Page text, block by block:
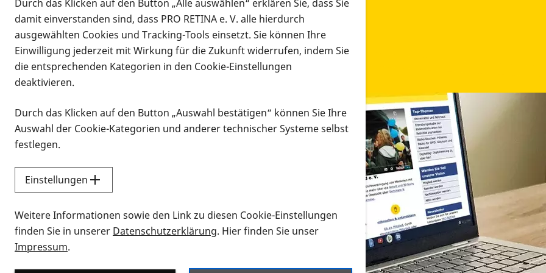
Infomaterial
Infomaterial
Vorlesen
Alle Infomaterialien in verschiedenen Formaten an
Sie möchten wissen, wie Sie nach Infonmaterial suchen und dieses bestellen bzw. herunterladen
Durch das Klicken auf den Button „Alle auswählen“ erklären Sie, dass Sie
damit einverstanden sind, dass PRO RETINA e. V. alle hierdurch
ausgewählten Cookies und Tracking-Tools einsetzt. Sie können Ihre
Einwilligung jederzeit mit Wirkung für die Zukunft widerrufen, indem Sie
die entsprechenden Kategorien in den Cookie-Einstellungen
deaktivieren.
Durch das Klicken auf den Button „Auswahl bestätigen“ können Sie Ihre
Auswahl der Cookie-Kategorien und anderer technischer Systeme selbst
festlegen.
Einstellungen
Weitere Informationen sowie den Link zu diesen Cookie-Einstellungen
finden Sie in unserer Datenschutzerklärung. Hier finden Sie unser
Impressum.